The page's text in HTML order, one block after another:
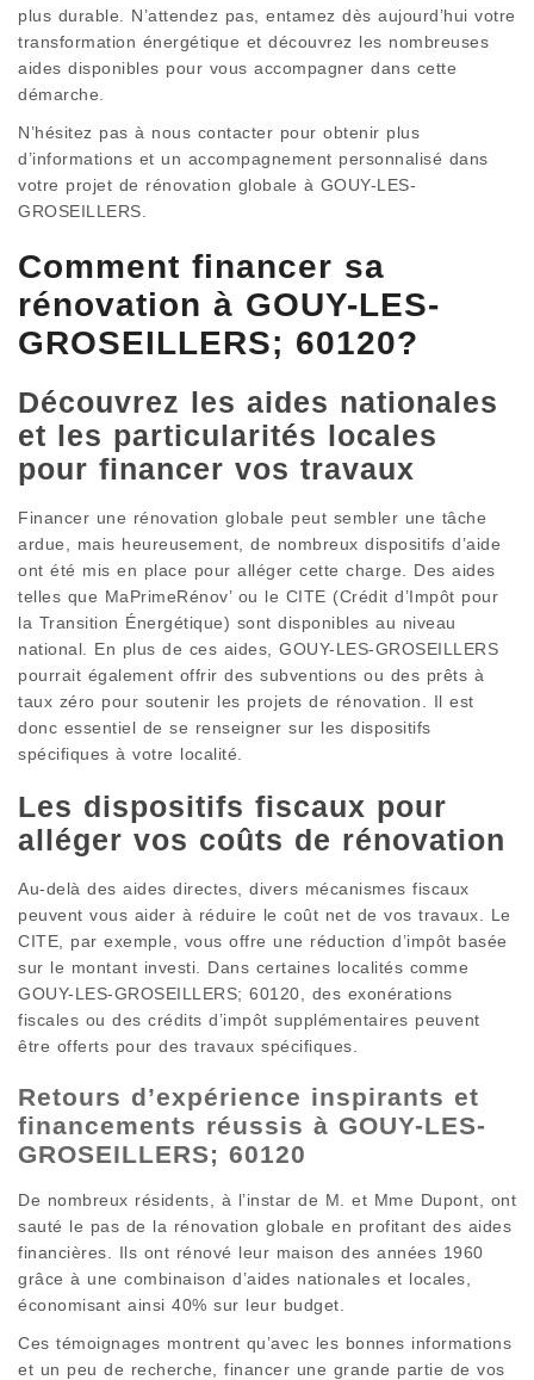
plus durable. N’attendez pas, entamez dès aujourd’hui votre
transformation énergétique et découvrez les nombreuses
aides disponibles pour vous accompagner dans cette
démarche.
N’hésitez pas à nous contacter pour obtenir plus
d’informations et un accompagnement personnalisé dans
votre projet de rénovation globale à GOUY-LES-
GROSEILLERS.
Comment financer sa
rénovation à GOUY-LES-
GROSEILLERS; 60120?
Découvrez les aides nationales
et les particularités locales
pour financer vos travaux
Financer une rénovation globale peut sembler une tâche
ardue, mais heureusement, de nombreux dispositifs d’aide
ont été mis en place pour alléger cette charge. Des aides
telles que MaPrimeRénov’ ou le CITE (Crédit d’Impôt pour
la Transition Énergétique) sont disponibles au niveau
national. En plus de ces aides, GOUY-LES-GROSEILLERS
pourrait également offrir des subventions ou des prêts à
taux zéro pour soutenir les projets de rénovation. Il est
donc essentiel de se renseigner sur les dispositifs
spécifiques à votre localité.
Les dispositifs fiscaux pour
alléger vos coûts de rénovation
Au-delà des aides directes, divers mécanismes fiscaux
peuvent vous aider à réduire le coût net de vos travaux. Le
CITE, par exemple, vous offre une réduction d’impôt basée
sur le montant investi. Dans certaines localités comme
GOUY-LES-GROSEILLERS; 60120, des exonérations
fiscales ou des crédits d’impôt supplémentaires peuvent
être offerts pour des travaux spécifiques.
Retours d’expérience inspirants et
financements réussis à GOUY-LES-
GROSEILLERS; 60120
De nombreux résidents, à l’instar de M. et Mme Dupont, ont
sauté le pas de la rénovation globale en profitant des aides
financières. Ils ont rénové leur maison des années 1960
grâce à une combinaison d’aides nationales et locales,
économisant ainsi 40% sur leur budget.
Ces témoignages montrent qu’avec les bonnes informations
et un peu de recherche, financer une grande partie de vos